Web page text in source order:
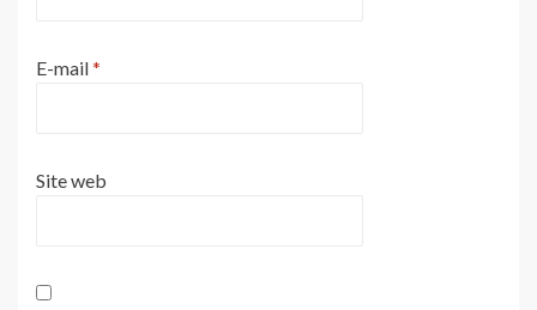
E-mail*
Site web